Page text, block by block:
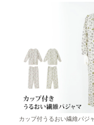
カップ付うるおい繊維パジ